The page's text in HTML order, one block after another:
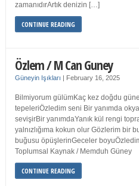
zamanıdırArtık denizin […]
CONTINUE READING
Özlem / M Can Guney
Güneyin Işıkları | February 16, 2025
Bilmiyorum gülümKaç kez doğdu
tepeleriÖzledim seni Bir yanımda
sevişirBir yanımdaYanık kül rengi
yalnızlığıma kokun olur Gözlerim bir
buğusu öpüşlerinGeceler
Toplumsal Kaynak / Memduh Güney
CONTINUE READING